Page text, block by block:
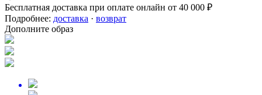
Бесплатная доставка при оплате онлайн от 40 000 ₽
Подробнее: доставка · возврат
Дополните образ